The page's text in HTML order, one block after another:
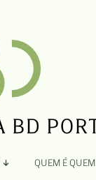
QUEM É QUEM